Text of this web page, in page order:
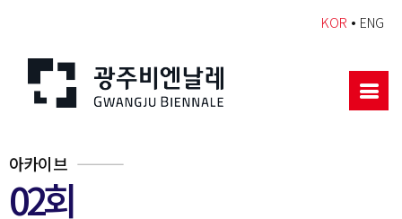
KOR • ENG
아카이브
02회